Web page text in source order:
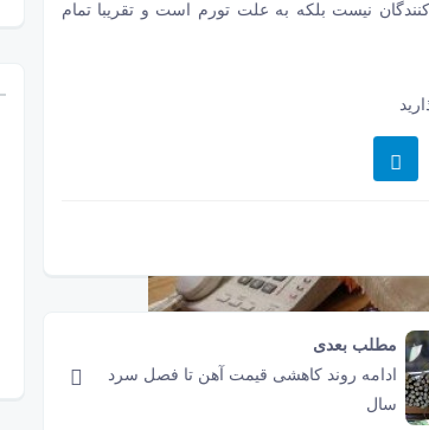
نیست بلکه به علت تورم است و تقریبا تمام
مطلب بعدی
ادامه روند کاهشی قیمت آهن تا فصل سرد
سال